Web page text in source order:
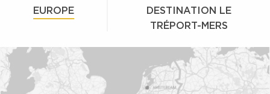
EUROPE
DESTINATION LE
TRÉPORT-MERS